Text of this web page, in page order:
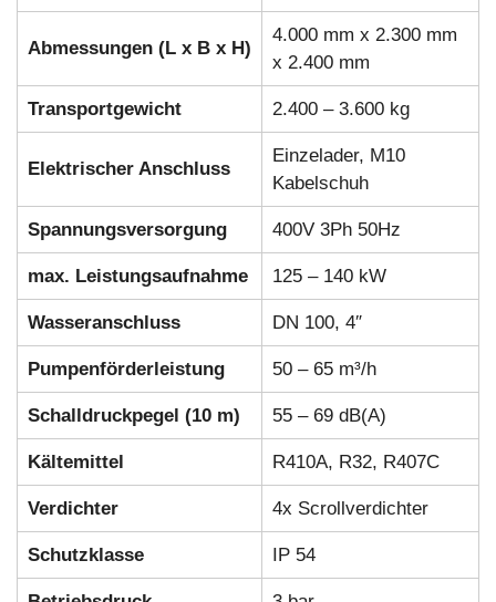
Abmessungen (L x B x H)
4.000 mm x 2.300 mm
x 2.400 mm
Transportgewicht 2.400 – 3.600 kg
Elektrischer Anschluss
Einzelader, M10
Kabelschuh
Spannungsversorgung 400V 3Ph 50Hz
max. Leistungsaufnahme 125 – 140 kW
Wasseranschluss DN 100, 4″
Pumpenförderleistung 50 – 65 m³/h
Schalldruckpegel (10 m) 55 – 69 dB(A)
Kältemittel R410A, R32, R407C
Verdichter 4x Scrollverdichter
Schutzklasse IP 54